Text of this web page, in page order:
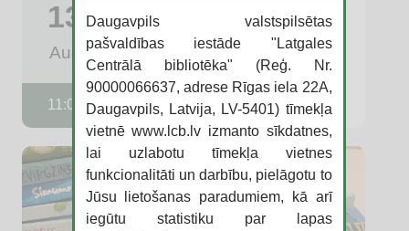
13
Aug
11:00
Čiekuru iela 5-1B
Daugavpils valstspilsētas
pašvaldības iestāde "Latgales
Centrālā bibliotēka" (Reģ. Nr.
90000066637, adrese Rīgas iela 22A,
Daugavpils, Latvija, LV-5401) tīmekļa
vietnē www.lcb.lv izmanto sīkdatnes,
lai uzlabotu tīmekļa vietnes
funkcionalitāti un darbību, pielāgotu to
Jūsu lietošanas paradumiem, kā arī
iegūtu statistiku par lapas